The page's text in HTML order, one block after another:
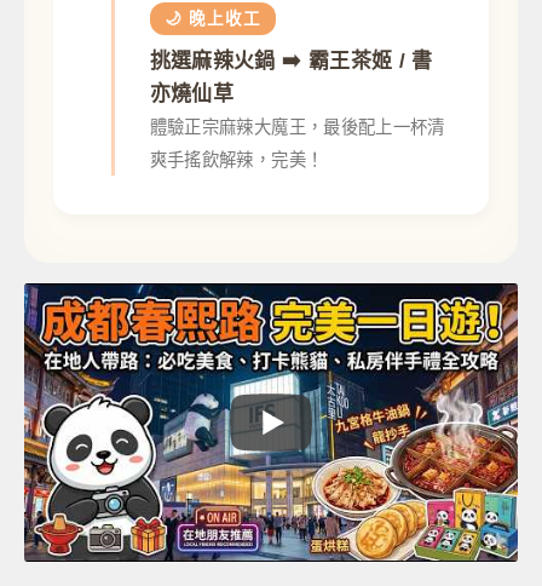
🌙 晚上收工
挑選麻辣火鍋 ➡️ 霸王茶姬 / 書
亦燒仙草
體驗正宗麻辣大魔王，最後配上一杯清
爽手搖飲解辣，完美！